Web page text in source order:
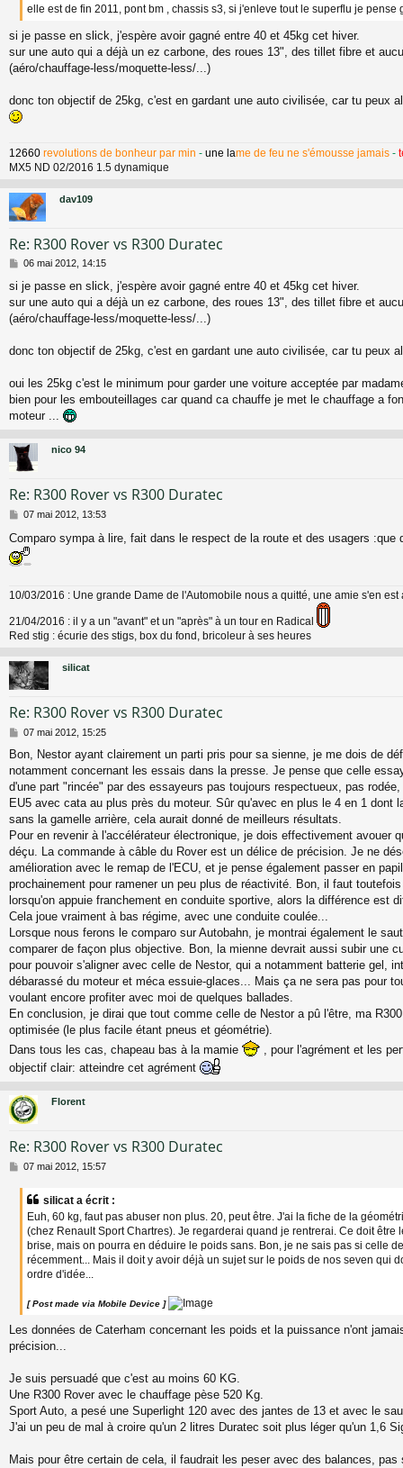
elle est de fin 2011, pont bm , chassis s3, si j'enleve tout le superflu je pense
si je passe en slick, j'espère avoir gagné entre 40 et 45kg cet hiver.
sur une auto qui a déjà un ez carbone, des roues 13", des tillet fibre et
(aéro/chauffage-less/moquette-less/...)
donc ton objectif de 25kg, c'est en gardant une auto civilisée, car tu peux
12660 revolutions de bonheur par min - une lame de feu ne s'émousse jamais -
MX5 ND 02/2016 1.5 dynamique
dav109
Re: R300 Rover vs R300 Duratec
M
s
s
a
06 mai 2012, 14:15
si je passe en slick, j'espère avoir gagné entre 40 et 45kg cet hiver.
sur une auto qui a déjà un ez carbone, des roues 13", des tillet fibre et
(aéro/chauffage-less/moquette-less/...)
donc ton objectif de 25kg, c'est en gardant une auto civilisée, car tu peux
oui les 25kg c'est le minimum pour garder une voiture acceptée par
bien pour les embouteillages car quand ca chauffe je met le chauffage a
moteur ...
nico 94
Re: R300 Rover vs R300 Duratec
M
s
s
a
e
07 mai 2012, 13:53
Comparo sympa à lire, fait dans le respect de la route et des usagers :que
10/03/2016 : Une grande Dame de l'Automobile nous a quitté, une amie s'en est
21/04/2016 : il y a un "avant" et un "après" à un tour en Radical
Red stig : écurie des stigs, box du fond, bricoleur à ses heures
silicat
Re: R300 Rover vs R300 Duratec
M
s
s
a
g
07 mai 2012, 15:25
Bon, Nestor ayant clairement un parti pris pour sa sienne, je me dois de
notamment concernant les essais dans la presse. Je pense que celle
d'une part "rincée" par des essayeurs pas toujours respectueux, pas
EU5 avec cata au plus près du moteur. Sûr qu'avec en plus le 4 en 1 dont
sans la gamelle arrière, cela aurait donné de meilleurs résultats.
Pour en revenir à l'accélérateur électronique, je dois effectivement avouer
déçu. La commande à câble du Rover est un délice de précision. Je ne
amélioration avec le remap de l'ECU, et je pense également passer en
prochainement pour ramener un peu plus de réactivité. Bon, il faut
lorsqu'on appuie franchement en conduite sportive, alors la différence est
Cela joue vraiment à bas régime, avec une conduite coulée...
Lorsque nous ferons le comparo sur Autobahn, je montrai également le
comparer de façon plus objective. Bon, la mienne devrait aussi subir une
pour pouvoir s'aligner avec celle de Nestor, qui a notamment batterie gel,
débarassé du moteur et méca essuie-glaces... Mais ça ne sera pas pour
voulant encore profiter avec moi de quelques ballades.
En conclusion, je dirai que tout comme celle de Nestor a pû l'être, ma
optimisée (le plus facile étant pneus et géométrie).
Dans tous les cas, chapeau bas à la mamie
, pour l'agrément et les
objectif clair: atteindre cet agrément
Florent
Re: R300 Rover vs R300 Duratec
M
07 mai 2012, 15:57
silicat a écrit :
Euh, 60 kg, faut pas abuser non plus. 20, peut être. J'ai la fiche de la
(chez Renault Sport Chartres). Je regarderai quand je rentrerai. Ce doit être
brise, mais on pourra en déduire le poids sans. Bon, je ne sais pas si celle
récemment... Mais il doit y avoir déjà un sujet sur le poids de nos seven qui
ordre d'idée...
[ Post made via Mobile Device ]
Les données de Caterham concernant les poids et la puissance n'ont
précision...
Je suis persuadé que c'est au moins 60 KG.
Une R300 Rover avec le chauffage pèse 520 Kg.
Sport Auto, a pesé une Superlight 120 avec des jantes de 13 et avec le
J'ai un peu de mal à croire qu'un 2 litres Duratec soit plus léger qu'un 1,6
Mais pour être certain de cela, il faudrait les peser avec des balances, pas